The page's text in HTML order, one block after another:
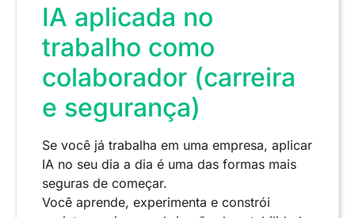
IA aplicada no
trabalho como
colaborador (carreira
e segurança)
Se você já trabalha em uma empresa, aplicar
IA no seu dia a dia é uma das formas mais
seguras de começar.
Você aprende, experimenta e constrói